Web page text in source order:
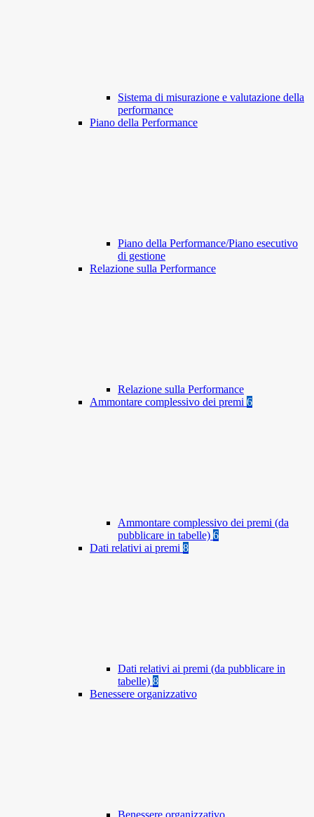
Sistema di misurazione e valutazione della
performance
Piano della Performance
Piano della Performance/Piano esecutivo
di gestione
Relazione sulla Performance
Relazione sulla Performance
Ammontare complessivo dei premi 6
Ammontare complessivo dei premi (da
pubblicare in tabelle) 6
Dati relativi ai premi 8
Dati relativi ai premi (da pubblicare in
tabelle) 8
Benessere organizzativo